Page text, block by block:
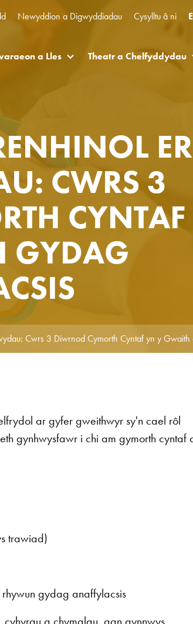
Newyddion a Digwyddiadau Cysylltu â ni
a Lles Theatr a Chelfyddydau
ER
CWRS 3
CYNTAF
GYDAG
Cwrs 3 Diwrnod Cymorth Cyntaf yn y
ar gyfer gweithwyr sy'n cael rôl
gynhwysfawr i chi am gymorth cyntaf
trawiad)
gydag anaffylacsis